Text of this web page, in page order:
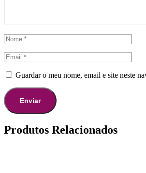
Guardar o meu nome, email e site neste
Produtos Relacionados